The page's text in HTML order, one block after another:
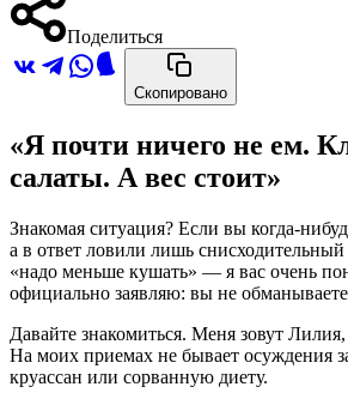
Поделиться
Скопировано
«Я почти ничего не ем.
салаты. А вес стоит»
Знакомая ситуация? Если вы когда-
а в ответ ловили лишь снисходительный
«надо меньше кушать» — я вас очень
официально заявляю: вы не
Давайте знакомиться. Меня зовут
На моих приемах не бывает осуждения
круассан или сорванную диету.